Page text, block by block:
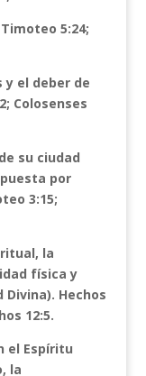
5:24;
y el deber de
Colosenses
su ciudad
por
3:15;
la
física y
Hechos
12:5.
el Espíritu
la